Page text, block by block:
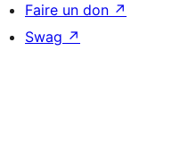
Faire un don ↗
Swag ↗